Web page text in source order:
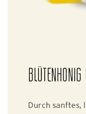
Durch sanftes,